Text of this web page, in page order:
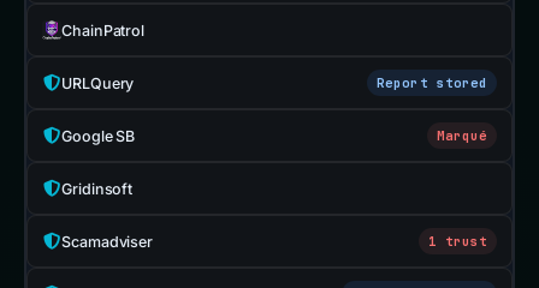
ChainPatrol
URLQuery Report stored
Google SB Marqué
Gridinsoft
Scamadviser 1 trust